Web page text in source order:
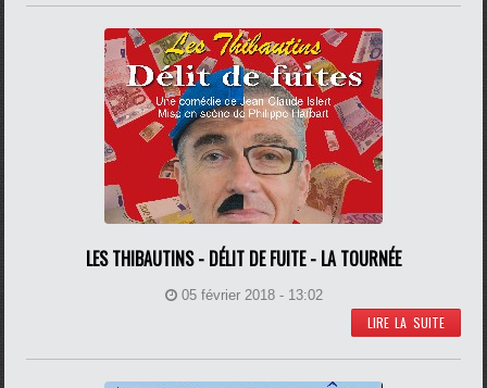
LES THIBAUTINS - DÉLIT DE FUITE - LA TOURNÉE
05 février 2018 - 13:02
LIRE LA SUITE